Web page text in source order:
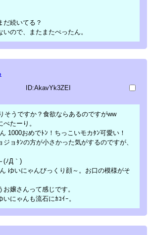
だ続いてる？
ので、またまたぺったん。
ID:AkavYk3ZEI
そうですか？食欲ならあるのですがww
たーり。
1000おめでﾄﾝ！ちっこいモカﾀﾝ可愛い！
ョﾀﾝの方が小さかった気がするのですが、
(ﾉД｀)
ゆいにゃんびっくり顔～。お口の模様がそ
嬢さんって感じです。
にゃんも流石にｶｺｲｰ。